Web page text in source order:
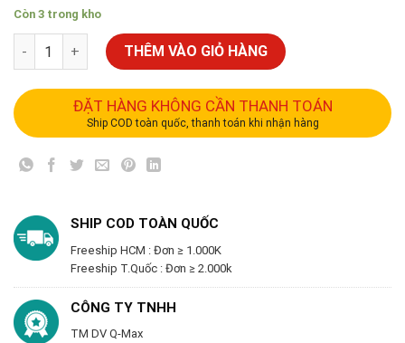
Còn 3 trong kho
THÊM VÀO GIỎ HÀNG
ĐẶT HÀNG KHÔNG CẦN THANH TOÁN
Ship COD toàn quốc, thanh toán khi nhận hàng
SHIP COD TOÀN QUỐC
Freeship HCM : Đơn ≥ 1.000K
Freeship T.Quốc : Đơn ≥ 2.000k
CÔNG TY TNHH
TM DV Q-Max